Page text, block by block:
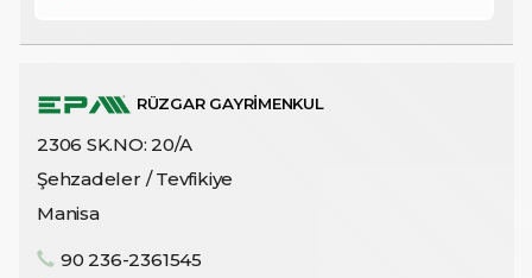
RÜZGAR GAYRİMENKUL
2306 SK.NO: 20/A
Şehzadeler / Tevfikiye
Manisa
90 236-2361545